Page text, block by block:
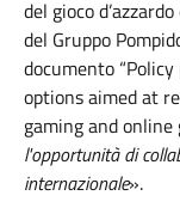
del gioco
del Gruppo
documento
options aimed at
gaming and online
l'opportunità di
internazionale».